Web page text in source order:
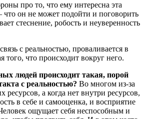
про то, что ему интересна эта
он не может подойти и поговорить
стеснение, робость и неуверенность
с реальностью, проваливается в
того, что происходит вокруг него.
людей происходит такая, порой
с реальностью? Во многом из-за
ресурсов, а когда нет внутри ресурсов,
в себе и самооценка, и восприятие
ощущает себя неспособным и